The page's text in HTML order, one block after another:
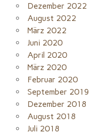
Dezember 2022
August 2022
März 2022
Juni 2020
April 2020
März 2020
Februar 2020
September 2019
Dezember 2018
August 2018
Juli 2018